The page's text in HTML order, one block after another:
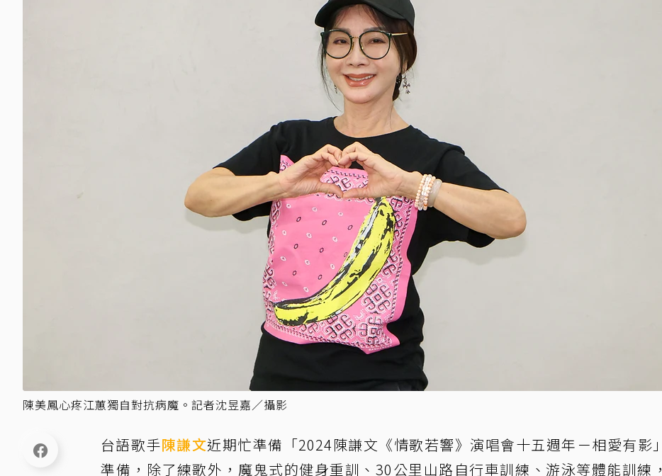
陳美鳳心疼江蕙獨自對抗病魔。記者沈昱嘉／攝影
台語歌手陳謙文近期忙準備「2024陳謙文《情歌若響》演唱會十五週年－相愛有影」
準備，除了練歌外，魔鬼式的健身重訓、30公里山路自行車訓練、游泳等體能訓練，